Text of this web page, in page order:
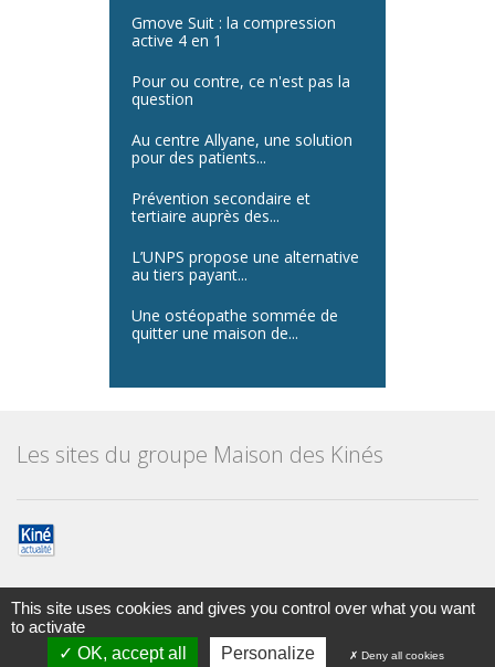
Gmove Suit : la compression
active 4 en 1
Pour ou contre, ce n'est pas la
question
Au centre Allyane, une solution
pour des patients...
Prévention secondaire et
tertiaire auprès des...
L’UNPS propose une alternative
au tiers payant...
Une ostéopathe sommée de
quitter une maison de...
Les sites du groupe Maison des Kinés
Maison des kinésithérapeutes
This site uses cookies and gives you control over what you want
to activate
OK, accept all
Personalize Deny all cookies